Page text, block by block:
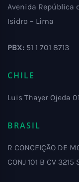
Avenida República
Isidro – Lima
PBX: 51 1 701 8713
CHILE
Luis Thayer Ojeda
BRASIL
R CONCEIÇÃO DE
CONJ 101 B CV